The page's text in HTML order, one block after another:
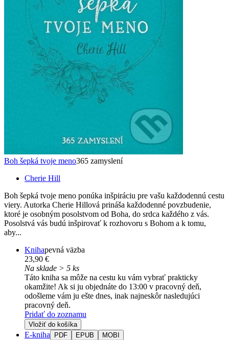
Boh šepká tvoje meno365 zamyslení
Cherie Hill
Boh šepká tvoje meno ponúka inšpiráciu pre vašu každodennú cestu
viery. Autorka Cherie Hillová prináša každodenné povzbudenie,
ktoré je osobným posolstvom od Boha, do srdca každého z vás.
Posolstvá vás budú inšpirovať k rozhovoru s Bohom a k tomu,
aby...
Knihapevná väzba
23,90 €
Na sklade > 5 ks
Táto kniha sa môže na cestu ku vám vybrať prakticky
okamžite! Ak si ju objednáte do 13:00 v pracovný deň,
odošleme vám ju ešte dnes, inak najneskôr nasledujúci
pracovný deň.
Pridať do zoznamu
Vložiť do košíka
E-kniha PDF EPUB MOBI